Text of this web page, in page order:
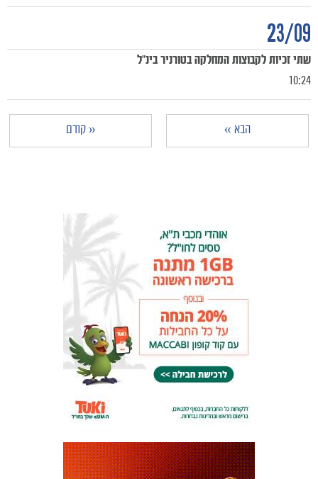
מכבי TV
23/09
10:24
שתי זכיות לקבוצות המחלקה בטורניר בינ"ל
« קודם הבא »